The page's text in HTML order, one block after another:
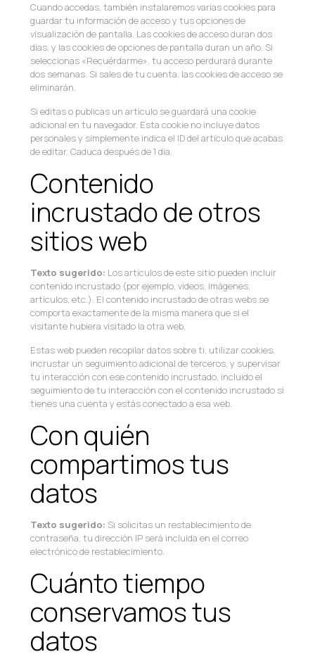
Cuando accedas, también instalaremos varias cookies para
guardar tu información de acceso y tus opciones de
visualización de pantalla. Las cookies de acceso duran dos
días, y las cookies de opciones de pantalla duran un año. Si
seleccionas «Recuérdarme», tu acceso perdurará durante
dos semanas. Si sales de tu cuenta, las cookies de acceso se
eliminarán.
Si editas o publicas un artículo se guardará una cookie
adicional en tu navegador. Esta cookie no incluye datos
personales y simplemente indica el ID del artículo que acabas
de editar. Caduca después de 1 día.
Contenido
incrustado de otros
sitios web
Texto sugerido: Los artículos de este sitio pueden incluir
contenido incrustado (por ejemplo, vídeos, imágenes,
artículos, etc.). El contenido incrustado de otras webs se
comporta exactamente de la misma manera que si el
visitante hubiera visitado la otra web.
Estas web pueden recopilar datos sobre ti, utilizar cookies,
incrustar un seguimiento adicional de terceros, y supervisar
tu interacción con ese contenido incrustado, incluido el
seguimiento de tu interacción con el contenido incrustado si
tienes una cuenta y estás conectado a esa web.
Con quién
compartimos tus
datos
Texto sugerido: Si solicitas un restablecimiento de
contraseña, tu dirección IP será incluida en el correo
electrónico de restablecimiento.
Cuánto tiempo
conservamos tus
datos